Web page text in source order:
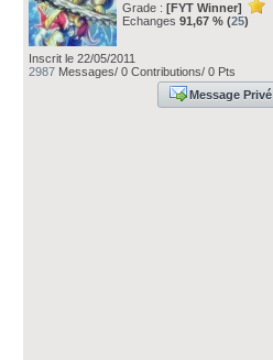
Grade : [FYT Winner]
Echanges 91,67 % (25)
Inscrit le 22/05/2011
2987 Messages/ 0 Contributions/ 0 Pts
Message Privé